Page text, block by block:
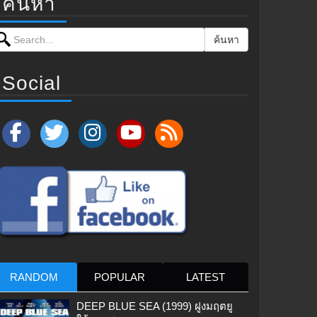
for: ค้นหา
Social
RANDOM POPULAR LATEST
DEEP BLUE SEA (1999) ฝูงมฤตยู